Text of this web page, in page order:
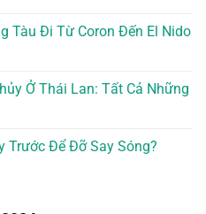
Tàu Đi Từ Coron Đến El Nido
Ở Thái Lan: Tất Cả Những
Trước Để Đỡ Say Sóng?